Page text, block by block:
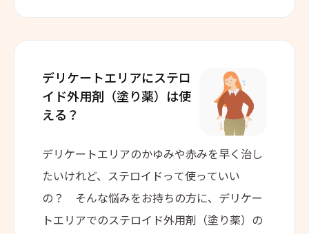
デリケートエリアにステロ
イド外用剤（塗り薬）は使
える？
デリケートエリアのかゆみや赤みを早く治し
たいけれど、ステロイドって使っていい
の？ そんな悩みをお持ちの方に、デリケー
トエリアでのステロイド外用剤（塗り薬）の